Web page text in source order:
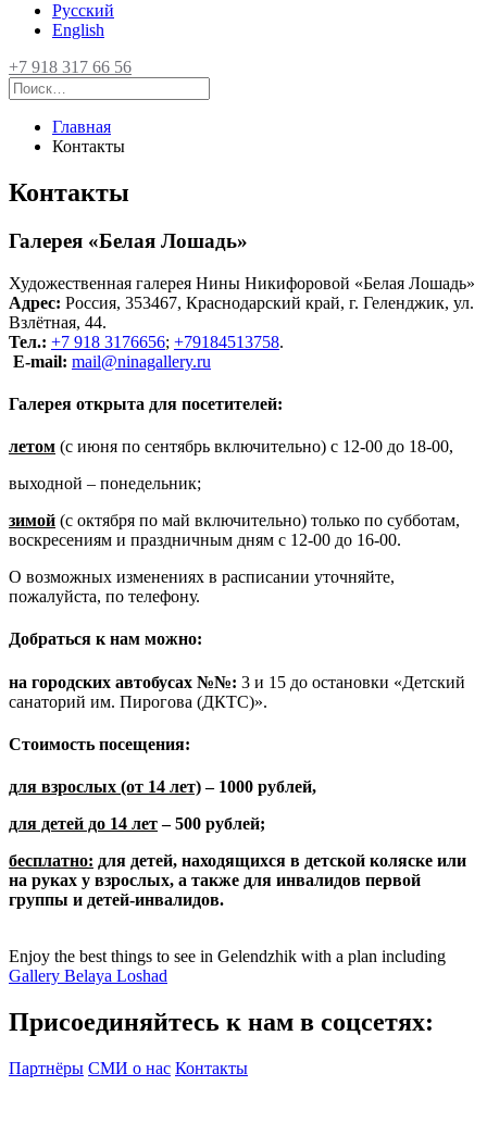
Русский
English
+7 918 317 66 56
Главная
Контакты
Контакты
Галерея «Белая Лошадь»
Художественная галерея Нины Никифоровой «Белая Лошадь»
Адрес: Россия, 353467, Краснодарский край, г. Геленджик, ул.
Взлётная, 44.
Тел.: +7 918 3176656; +79184513758.
E-mail: mail@ninagallery.ru
Галерея открыта для посетителей:
летом (с июня по сентябрь включительно) с 12-00 до 18-00,
выходной – понедельник;
зимой (с октября по май включительно) только по субботам,
воскресениям и праздничным дням с 12-00 до 16-00.
О возможных изменениях в расписании уточняйте,
пожалуйста, по телефону.
Добраться к нам можно:
на городских автобусах №№: 3 и 15 до остановки «Детский
санаторий им. Пирогова (ДКТС)».
Стоимость посещения:
для взрослых (от 14 лет)– 1000 рублей,
для детей до 14 лет– 500 рублей;
бесплатно: для детей, находящихся в детской коляске или
на руках у взрослых, а также для инвалидов первой
группы и детей-инвалидов.
Enjoy the best things to see in Gelendzhik with a plan including
Gallery Belaya Loshad
Присоединяйтесь к нам в соцсетях:
Партнёры СМИ о нас Контакты